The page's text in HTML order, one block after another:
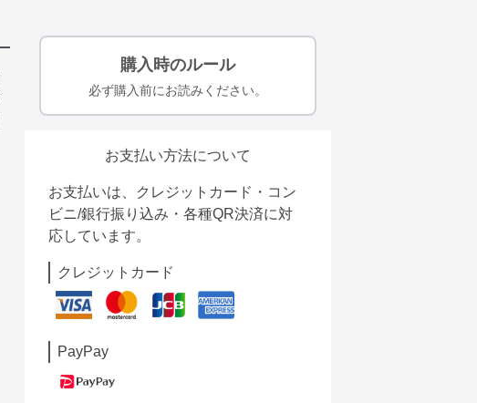
購入時のルール
必ず購入前にお読みください。
お支払い方法について
お支払いは、クレジットカード・コン
ビニ/銀行振り込み・各種QR決済に対
応しています。
クレジットカード
PayPay